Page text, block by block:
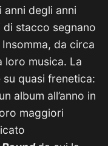
anni degli anni
stacco segnano
da circa
loro musica. La
quasi frenetica:
album all’anno in
maggiori